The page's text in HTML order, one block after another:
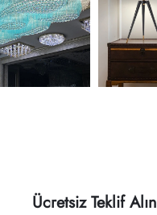
Ücretsiz Teklif Alın